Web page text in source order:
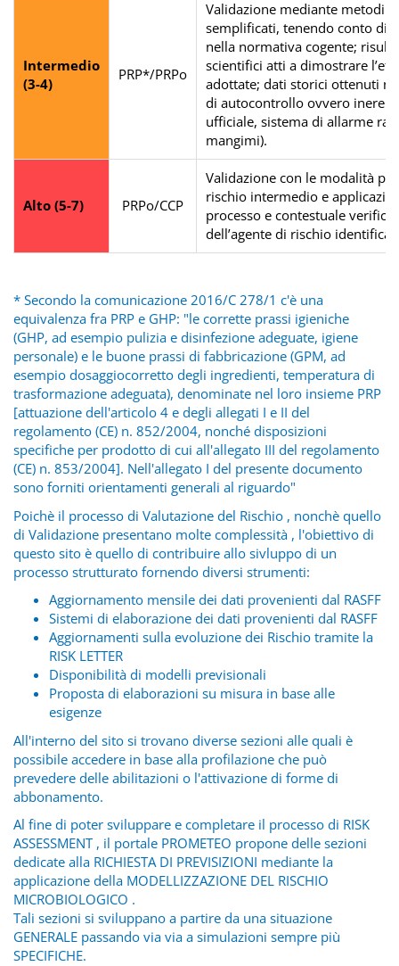
Intermedio
(3-4)
PRP*/PRPo
Validazione mediante metodi
semplificati, tenendo conto di:
nella normativa cogente;
scientifici atti a dimostrare
adottate; dati storici ottenuti
di autocontrollo ovvero
ufficiale, sistema di allarme
mangimi).
Alto (5-7) PRPo/CCP
Validazione con le modalità
rischio intermedio e
processo e contestuale
dell’agente di rischio
* Secondo la comunicazione 2016/C 278/1 c'è una
equivalenza fra PRP e GHP: "le corrette prassi igieniche
(GHP, ad esempio pulizia e disinfezione adeguate, igiene
personale) e le buone prassi di fabbricazione (GPM, ad
esempio dosaggiocorretto degli ingredienti, temperatura di
trasformazione adeguata), denominate nel loro insieme PRP
[attuazione dell'articolo 4 e degli allegati I e II del
regolamento (CE) n. 852/2004, nonché disposizioni
specifiche per prodotto di cui all'allegato III del regolamento
(CE) n. 853/2004]. Nell'allegato I del presente documento
sono forniti orientamenti generali al riguardo"
Poichè il processo di Valutazione del Rischio , nonchè quello
di Validazione presentano molte complessità , l'obiettivo di
questo sito è quello di contribuire allo sivluppo di un
processo strutturato fornendo diversi strumenti:
Aggiornamento mensile dei dati provenienti dal RASFF
Sistemi di elaborazione dei dati provenienti dal RASFF
Aggiornamenti sulla evoluzione dei Rischio tramite la
RISK LETTER
Disponibilità di modelli previsionali
Proposta di elaborazioni su misura in base alle
esigenze
All'interno del sito si trovano diverse sezioni alle quali è
possibile accedere in base alla profilazione che può
prevedere delle abilitazioni o l'attivazione di forme di
abbonamento.
Al fine di poter sviluppare e completare il processo di RISK
ASSESSMENT , il portale PROMETEO propone delle sezioni
dedicate alla RICHIESTA DI PREVISIZIONI mediante la
applicazione della MODELLIZZAZIONE DEL RISCHIO
MICROBIOLOGICO .
Tali sezioni si sviluppano a partire da una situazione
GENERALE passando via via a simulazioni sempre più
SPECIFICHE.